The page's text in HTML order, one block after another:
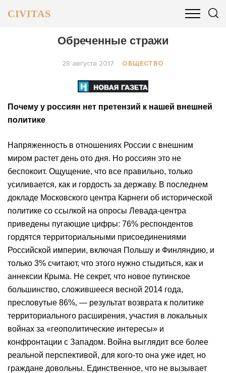
CIVITAS
ОБЩЕСТВО БИЗНЕС И ФИНАНСЫ
Обреченные стражи
28 августа 2017 ОБЩЕСТВО
Почему у россиян нет претензий к нашей внешней
политике
Напряженность в отношениях России с внешним
миром растет день ото дня. Но россиян это не
беспокоит. Ощущение, что все правильно, только
усиливается, как и гордость за державу. В последнем
докладе Московского центра Карнеги об исторической
политике со ссылкой на опросы Левада-центра
приведены пугающие цифры: 76% респондентов
гордятся территориальными присоединениями
Российской империи, включая Польшу и Финляндию, и
только 3% считают, что этого нужно стыдиться, как и
аннексии Крыма. Не секрет, что новое путинское
большинство, сложившееся весной 2014 года,
пресловутые 86%, — результат возврата к политике
территориального расширения, участия в локальных
войнах за «геополитические интересы» и
конфронтации с Западом. Война выглядит все более
реальной перспективой, для кого-то она уже идет, но
граждане довольны. Единственное, что не вызывает